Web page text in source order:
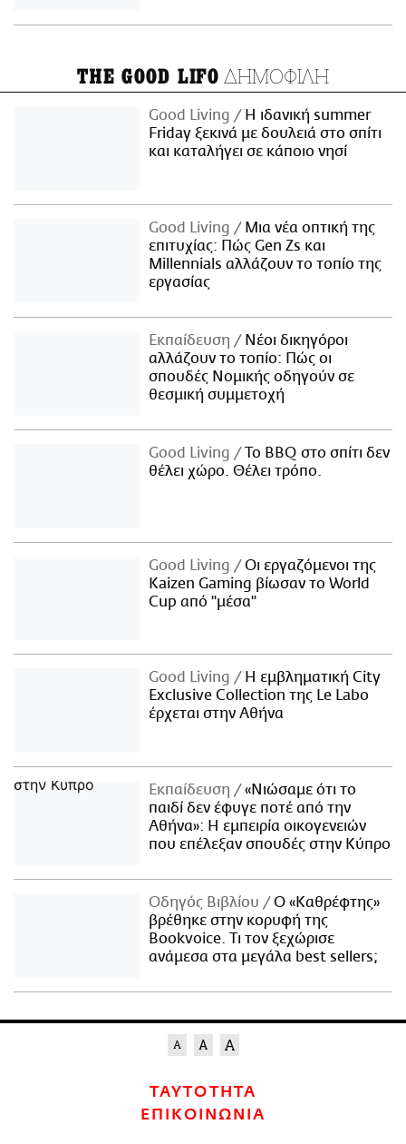
THE GOOD LIFO ΔΗΜΟΦΙΛΗ
Good Living
Η ιδανική summer
Friday ξεκινά με δουλειά στο σπίτι
και καταλήγει σε κάποιο νησί
Good Living
Μια νέα οπτική της
επιτυχίας: Πώς Gen Zs και
Millennials αλλάζουν το τοπίο της
εργασίας
Εκπαίδευση
Νέοι δικηγόροι
αλλάζουν το τοπίο: Πώς οι
σπουδές Νομικής οδηγούν σε
θεσμική συμμετοχή
Good Living
Το BBQ στο σπίτι δεν
θέλει χώρο. Θέλει τρόπο.
Good Living
Οι εργαζόμενοι της
Kaizen Gaming βίωσαν το World
Cup από "μέσα"
Good Living
Η εμβληματική City
Exclusive Collection της Le Labo
έρχεται στην Αθήνα
Εκπαίδευση
«Νιώσαμε ότι το
παιδί δεν έφυγε ποτέ από την
Αθήνα»: Η εμπειρία οικογενειών
που επέλεξαν σπουδές στην Κύπρο
Οδηγός Βιβλίου
Ο «Καθρέφτης»
βρέθηκε στην κορυφή της
Bookvoice. Τι τον ξεχώρισε
ανάμεσα στα μεγάλα best sellers;
ΤΑΥΤΟΤΗΤΑ
ΕΠΙΚΟΙΝΩΝΙΑ